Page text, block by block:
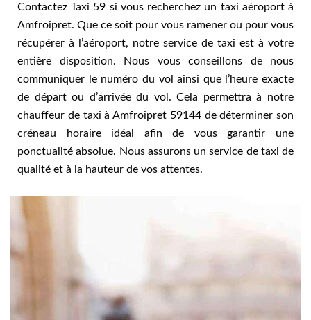
Contactez Taxi 59 si vous recherchez un taxi aéroport à
Amfroipret. Que ce soit pour vous ramener ou pour vous
récupérer à l’aéroport, notre service de taxi est à votre
entière disposition. Nous vous conseillons de nous
communiquer le numéro du vol ainsi que l’heure exacte
de départ ou d’arrivée du vol. Cela permettra à notre
chauffeur de taxi à Amfroipret 59144 de déterminer son
créneau horaire idéal afin de vous garantir une
ponctualité absolue. Nous assurons un service de taxi de
qualité et à la hauteur de vos attentes.